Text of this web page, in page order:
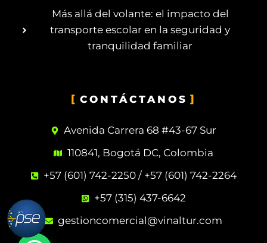
Más allá del volante: el impacto del
transporte escolar en la seguridad y
tranquilidad familiar
CONTÁCTANOS
Avenida Carrera 68 #43-67 Sur
110841, Bogotá DC, Colombia
+57 (601) 742-2250 / +57 (601) 742-2264
+57 (315) 437-6642
gestioncomercial@vinaltur.com